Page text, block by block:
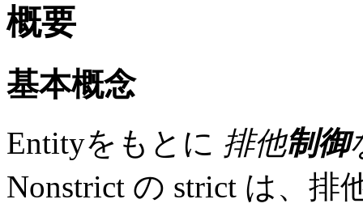
概要
基本概念
Entityをもとに 排他制御
Nonstrict の strict は、排